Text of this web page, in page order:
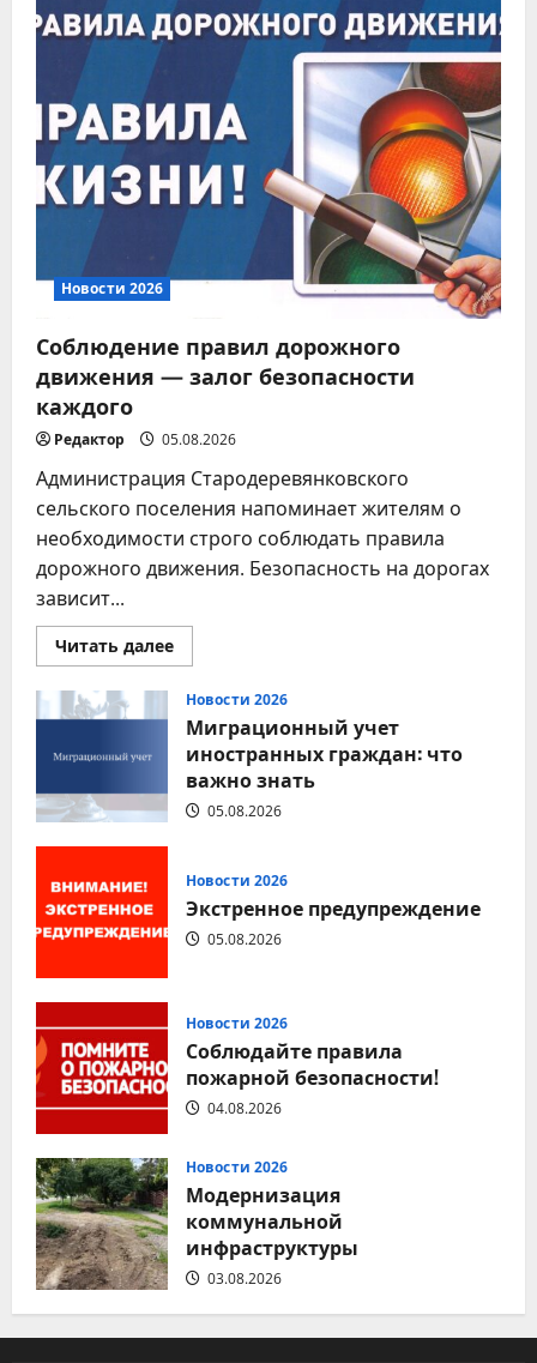
5
Новости 2026
Модернизация
коммунальной
инфраструктуры
03.08.2026
Новости 2026
Соблюдение правил дорожного
движения — залог безопасности
каждого
Редактор 05.08.2026
Администрация Стародеревянковского
сельского поселения напоминает жителям о
необходимости строго соблюдать правила
дорожного движения. Безопасность на дорогах
зависит...
Читать далееПрочитать
больше
Соблюдение
правил
дорожного
движения
—
залог
безопасности
каждого
Новости 2026
Миграционный учет
иностранных граждан: что
важно знать
05.08.2026
Новости 2026
Экстренное предупреждение
05.08.2026
Новости 2026
Соблюдайте правила
пожарной безопасности!
04.08.2026
Новости 2026
Модернизация
коммунальной
инфраструктуры
03.08.2026